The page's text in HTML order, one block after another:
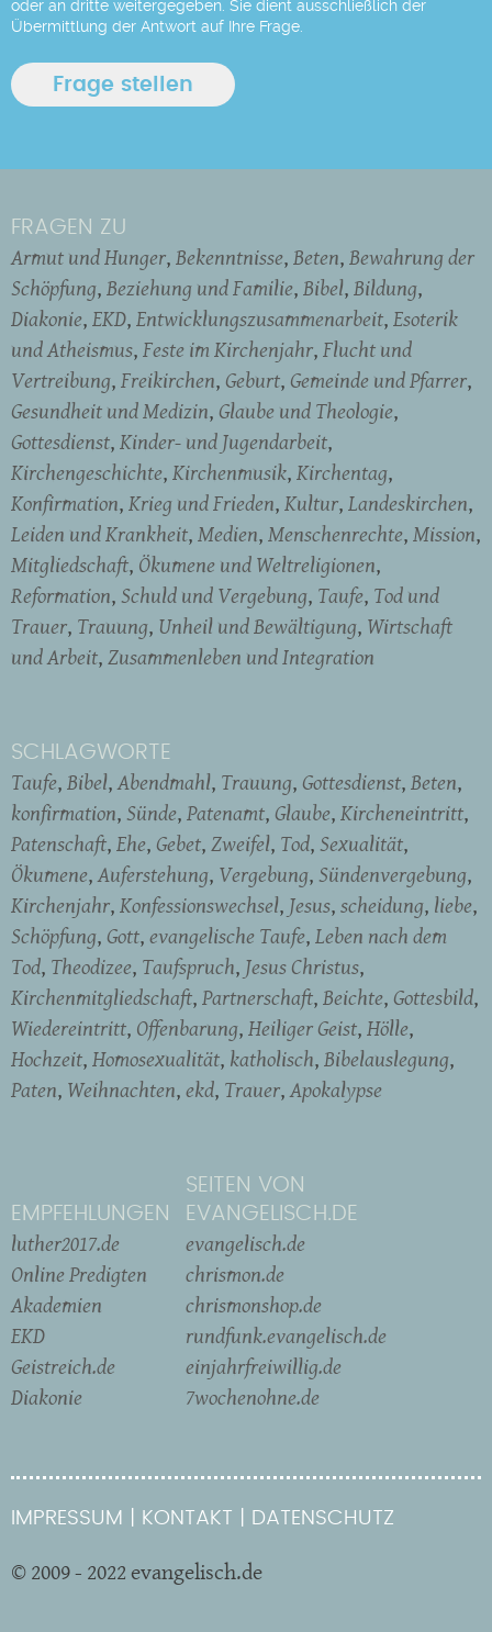
oder an dritte weitergegeben. Sie dient ausschließlich der
Übermittlung der Antwort auf Ihre Frage.
FRAGEN ZU
Armut und Hunger Bekenntnisse Beten Bewahrung der
Schöpfung Beziehung und Familie Bibel Bildung
Diakonie EKD Entwicklungszusammenarbeit Esoterik
und Atheismus Feste im Kirchenjahr Flucht und
Vertreibung Freikirchen Geburt Gemeinde und Pfarrer
Gesundheit und Medizin Glaube und Theologie
Gottesdienst Kinder- und Jugendarbeit
Kirchengeschichte Kirchenmusik Kirchentag
Konfirmation Krieg und Frieden Kultur Landeskirchen
Leiden und Krankheit Medien Menschenrechte Mission
Mitgliedschaft Ökumene und Weltreligionen
Reformation Schuld und Vergebung Taufe Tod und
Trauer Trauung Unheil und Bewältigung Wirtschaft
und Arbeit Zusammenleben und Integration
SCHLAGWORTE
Taufe Bibel Abendmahl Trauung Gottesdienst Beten
konfirmation Sünde Patenamt Glaube Kircheneintritt
Patenschaft Ehe Gebet Zweifel Tod Sexualität
Ökumene Auferstehung Vergebung Sündenvergebung
Kirchenjahr Konfessionswechsel Jesus scheidung liebe
Schöpfung Gott evangelische Taufe Leben nach dem
Tod Theodizee Taufspruch Jesus Christus
Kirchenmitgliedschaft Partnerschaft Beichte Gottesbild
Wiedereintritt Offenbarung Heiliger Geist Hölle
Hochzeit Homosexualität katholisch Bibelauslegung
Paten Weihnachten ekd Trauer Apokalypse
EMPFEHLUNGEN
luther2017.de
Online Predigten
Akademien
EKD
Geistreich.de
Diakonie
SEITEN VON
EVANGELISCH.DE
evangelisch.de
chrismon.de
chrismonshop.de
rundfunk.evangelisch.de
einjahrfreiwillig.de
7wochenohne.de
IMPRESSUM KONTAKT DATENSCHUTZ
© 2009 - 2022 evangelisch.de